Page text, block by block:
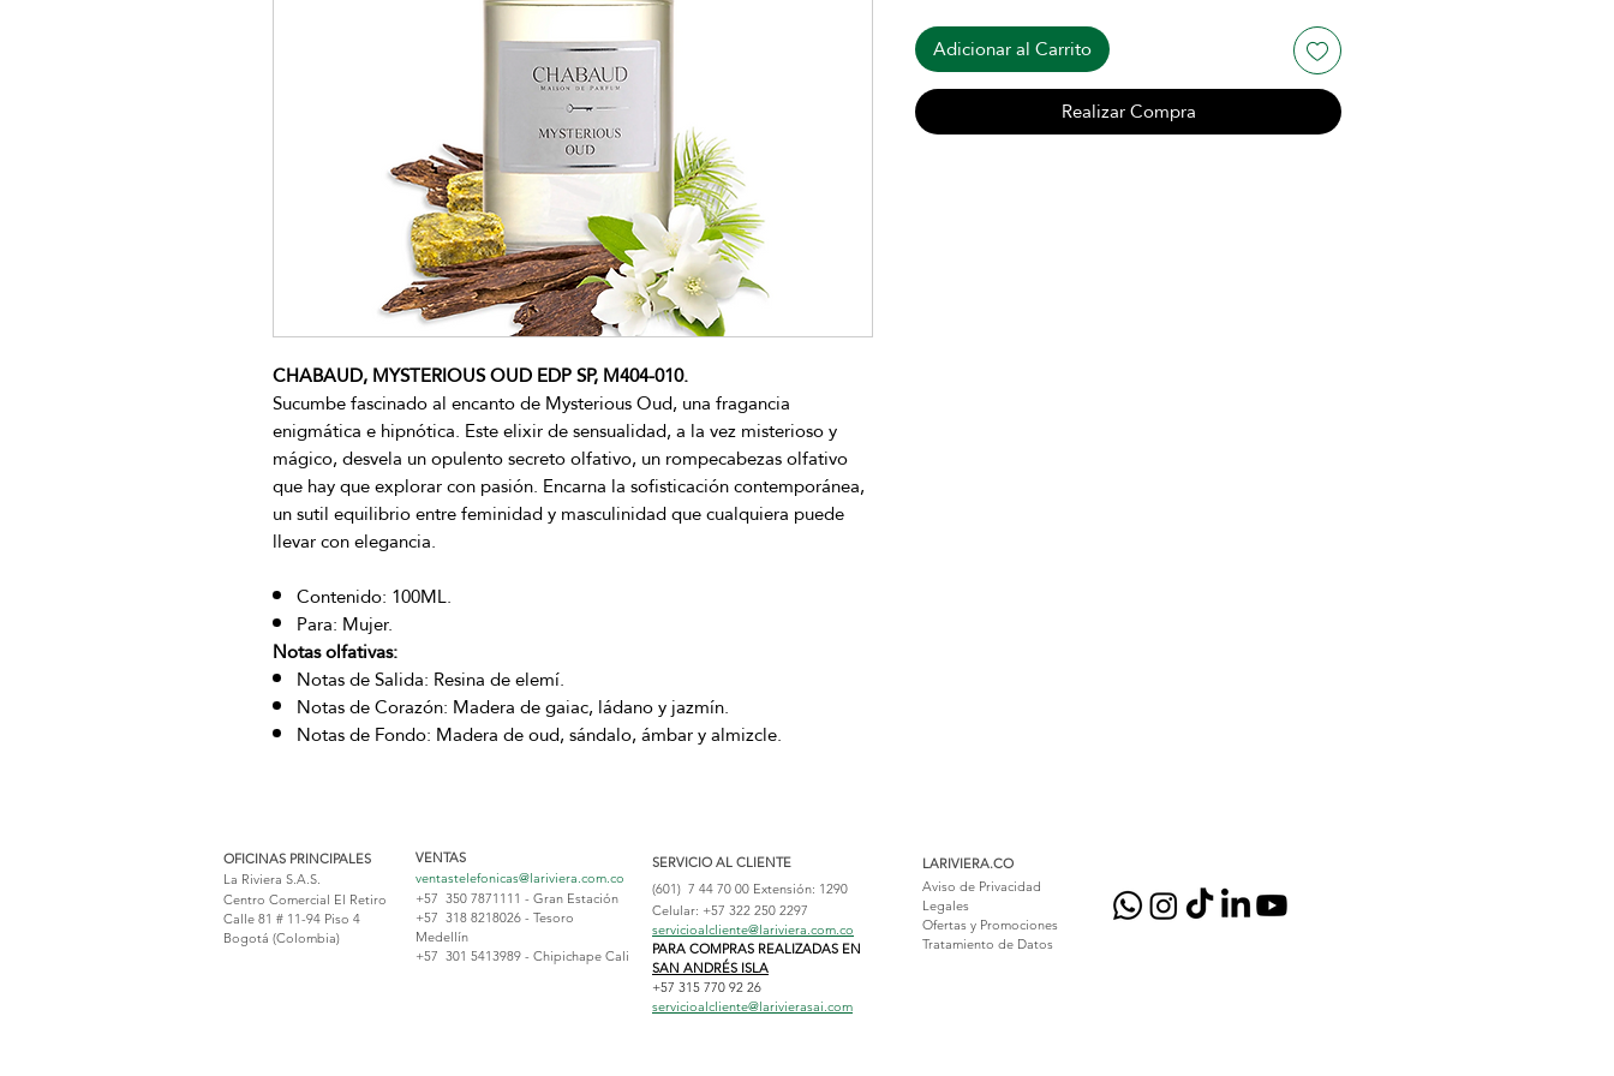
CHABAUD, MYSTERIOUS OUD EDP SP, M404-010.
Sucumbe fascinado al encanto de Mysterious Oud, una fragancia
enigmática e hipnótica. Este elixir de sensualidad, a la vez misterioso y
mágico, desvela un opulento secreto olfativo, un rompecabezas olfativo
que hay que explorar con pasión. Encarna la sofisticación contemporánea,
un sutil equilibrio entre feminidad y masculinidad que cualquiera puede
llevar con elegancia.
Contenido: 100ML.
Para: Mujer.
Notas olfativas:
Notas de Salida: Resina de elemí.
Notas de Corazón: Madera de gaiac, ládano y jazmín.
Notas de Fondo: Madera de oud, sándalo, ámbar y almizcle.
Adicionar al Carrito
Realizar Compra
OFICINAS PRINCIPALES
La Riviera S.A.S.
Centro Comercial El Retiro
Calle 81 # 11-94 Piso 4
Bogotá (Colombia)
VENTAS
ventastelefonicas@lariviera.com.co
+57 350 7871111 - Gran Estación
+57 318 8218026 - Tesoro
Medellín
+57 301 5413989 - Chipichape Cali
SERVICIO AL CLIENTE
(601) 7 44 70 00 Extensión: 1290
Celular: +57 322 250 2297
servicioalcliente@lariviera.com.co
PARA COMPRAS REALIZADAS EN
SAN ANDRÉS ISLA
+57 315 770 92 26
servicioalcliente@larivierasai.com
LARIVIERA.CO
Aviso de Privacidad
Legales
Ofertas y Promociones
Tratamiento de Datos